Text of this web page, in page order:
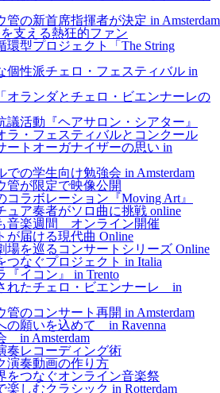
の新首席指揮者が決定 in Amsterdam
支える熱狂的ファン
環型プロジェクト「The String
個性派チェロ・フェスティバル in
オランダとチェロ・ビエンナーレの
活動『ヘアサロン・シアター』
ラ・フェスティバルとコンクール
ートオーガナイザーの思い in
の学生向け勉強会 in Amsterdam
管が限定で映像公開
ラボレーション『Moving Art』
ュア奏者がソロ曲に挑戦 online
音楽週間 オンライン開催
が届ける現代曲 Online
場を巡るコンサートシリーズ Online
つなぐプロジェクト in Italia
『イコン』 in Trento
れたチェロ・ビエンナーレ in
のコンサート再開 in Amsterdam
の願いを込めて in Ravenna
in Amsterdam
奏レコーディング術
演奏動画の作り方
をつなぐオンライン音楽祭
しむクラシック in Rotterdam